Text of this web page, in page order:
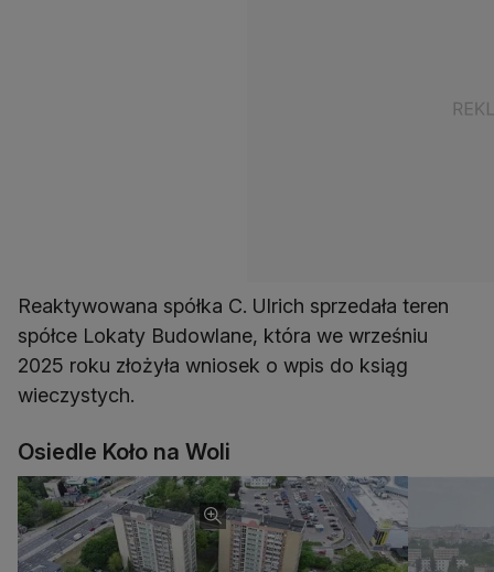
Reaktywowana spółka C. Ulrich sprzedała teren
spółce Lokaty Budowlane, która we wrześniu
2025 roku złożyła wniosek o wpis do ksiąg
wieczystych.
Osiedle Koło na Woli